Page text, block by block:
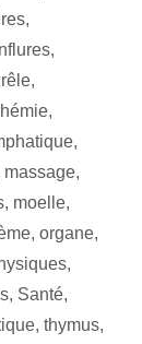
,
,
,
,
,
massage,
, moelle,
, organe,
,
, Santé,
, thymus,